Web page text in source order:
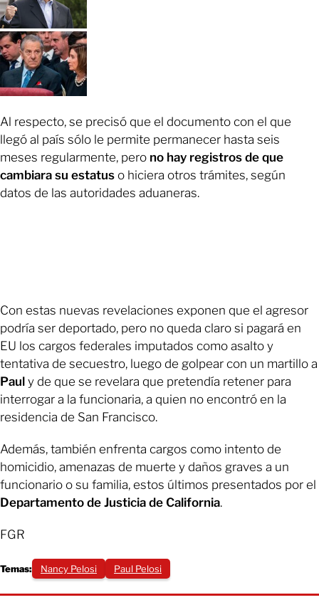
Al respecto, se precisó que el documento con el que
llegó al país sólo le permite permanecer hasta seis
meses regularmente, pero no hay registros de que
cambiara su estatus o hiciera otros trámites, según
datos de las autoridades aduaneras.
Con estas nuevas revelaciones exponen que el agresor
podría ser deportado, pero no queda claro si pagará en
EU los cargos federales imputados como asalto y
tentativa de secuestro, luego de golpear con un martillo a
Paul y de que se revelara que pretendía retener para
interrogar a la funcionaria, a quien no encontró en la
residencia de San Francisco.
Además, también enfrenta cargos como intento de
homicidio, amenazas de muerte y daños graves a un
funcionario o su familia, estos últimos presentados por el
Departamento de Justicia de California.
FGR
Temas: Nancy Pelosi Paul Pelosi